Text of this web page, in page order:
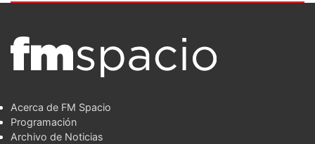
Acerca de FM Spacio
Programación
Archivo de Noticias